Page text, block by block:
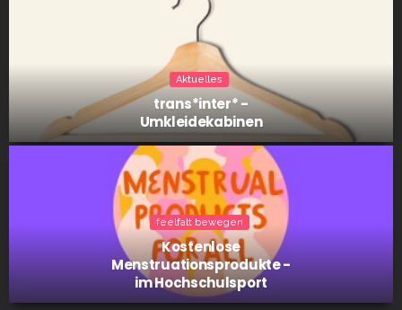
Aktuelles
trans*inter* -
Umklei­de­ka­bi­nen
feelfalt bewegen
Kos­ten­lo­se
Mens­trua­ti­ons­pro­duk­te -
im Hoch­schul­sport